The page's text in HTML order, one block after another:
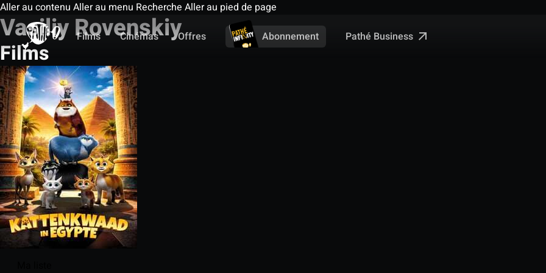
Aller au contenu Aller au menu Recherche Aller au pied de page
Films
Cinémas Offres Abonnement Pathé Business
Vasiliy Rovenskiy
Films